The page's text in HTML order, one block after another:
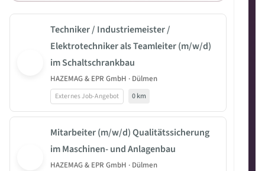
Techniker / Industriemeister /
Elektrotechniker als Teamleiter (m/w/d)
im Schaltschrankbau
HAZEMAG & EPR GmbH · Dülmen
Externes Job-Angebot 0 km
Mitarbeiter (m/w/d) Qualitätssicherung
im Maschinen- und Anlagenbau
HAZEMAG & EPR GmbH · Dülmen